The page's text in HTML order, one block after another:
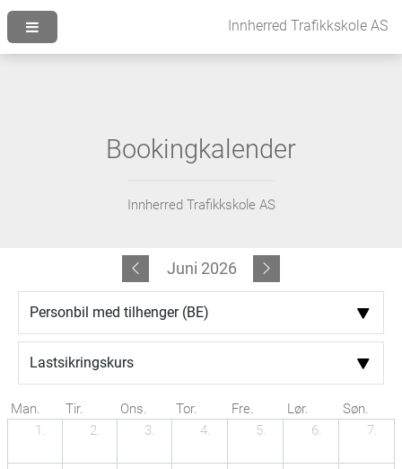
Bookingkalender
Innherred Trafikkskole AS
Juni 2026
Man. Tir. Ons. Tor. Fre. Lør.
Søn.
1.
2. 3. 4. 5. 6. 7.